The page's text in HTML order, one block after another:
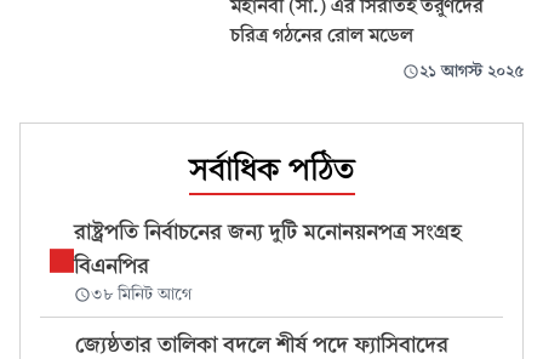
মহানবী (সা.) এর সিরাতই তরুণদের
চরিত্র গঠনের রোল মডেল
২১ আগস্ট ২০২৫
সর্বাধিক পঠিত
রাষ্ট্রপতি নির্বাচনের জন্য দুটি মনোনয়নপত্র সংগ্রহ
বিএনপির
৩৮ মিনিট আগে
জ্যেষ্ঠতার তালিকা বদলে শীর্ষ পদে ফ্যাসিবাদের